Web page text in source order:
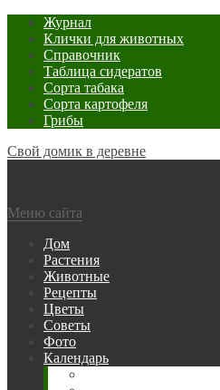
Журнал
Клички для животных
Справочник
Таблица сидератов
Сорта табака
Сорта картофеля
Грибы
Свой домик в деревне
Меню сайта
Дом
Растения
Животные
Рецепты
Цветы
Советы
Фото
Календарь